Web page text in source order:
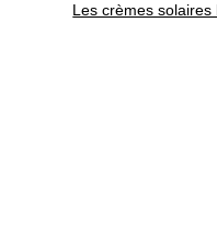
Les crèmes solaires